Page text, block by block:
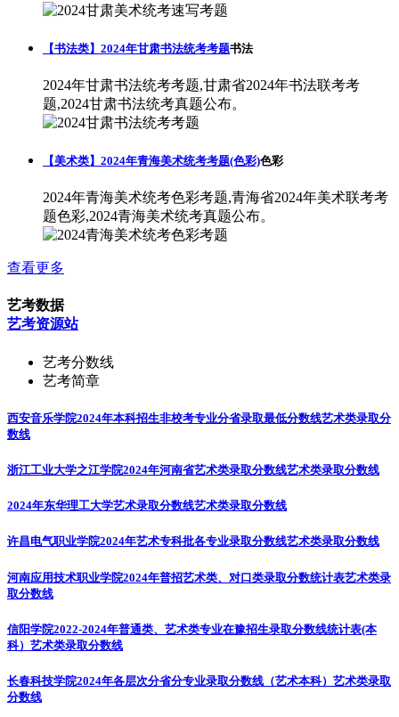
【书法类】2024年甘肃书法统考考题书法
2024年甘肃书法统考考题,甘肃省2024年书法联考考
题,2024甘肃书法统考真题公布。
【美术类】2024年青海美术统考考题(色彩)色彩
2024年青海美术统考色彩考题,青海省2024年美术联考考
题色彩,2024青海美术统考真题公布。
查看更多
艺考数据
艺考资源站
艺考分数线
艺考简章
西安音乐学院2024年本科招生非校考专业分省录取最低分数线艺术类录取分
数线
浙江工业大学之江学院2024年河南省艺术类录取分数线艺术类录取分数线
2024年东华理工大学艺术录取分数线艺术类录取分数线
许昌电气职业学院2024年艺术专科批各专业录取分数线艺术类录取分数线
河南应用技术职业学院2024年普招艺术类、对口类录取分数统计表艺术类录
取分数线
信阳学院2022-2024年普通类、艺术类专业在豫招生录取分数线统计表(本
科） 艺术类录取分数线
长春科技学院2024年各层次分省分专业录取分数线（艺术本科） 艺术类录取
分数线